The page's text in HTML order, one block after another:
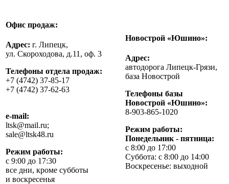
Офис продаж:
Адрес: г. Липецк,
ул. Скороходова, д.11, оф. 3
Телефоны отдела продаж:
+7 (4742) 37-85-17
+7 (4742) 37-62-63
e-mail:
ltsk@mail.ru;
sale@ltsk48.ru
Режим работы:
с 9:00 до 17:30
все дни, кроме субботы
и воскресенья
Новострой «Юшино»:
Адрес:
автодорога Липецк-Грязи,
база Новострой
Телефоны базы
Новострой «Юшино»:
8-903-865-1020
Режим работы:
Понедельник - пятница:
с 8:00 до 17:00
Суббота: с 8:00 до 14:00
Воскресенье: выходной